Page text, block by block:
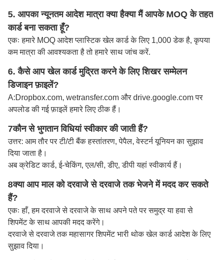
5. आपका न्यूनतम आदेश मात्रा क्या हैक्या मैं आपके MOQ के तहत
कार्ड बना सकता हूँ?
एकः हमारे MOQ आदेश प्लास्टिक खेल कार्ड के लिए 1,000 डेक है, कृपया
कम मात्रा की आवश्यकता है तो हमारे साथ जांच करें.
6. कैसे आप खेल कार्ड मुद्रित करने के लिए शिखर सम्मेलन
डिजाइन फ़ाइलें?
A:Dropbox.com, wetransfer.com और drive.google.com पर
अपलोड की गई फ़ाइलें हमारे लिए ठीक हैं।
7कौन से भुगतान विधियां स्वीकार की जाती हैं?
उत्तर: आम तौर पर टी/टी बैंक हस्तांतरण, पेपैल, वेस्टर्न यूनियन का सुझाव
दिया जाता है।
अब क्रेडिट कार्ड, ई-चेकिंग, एल/सी, डीए, डीपी यहां स्वीकार्य हैं।
8क्या आप माल को दरवाजे से दरवाजे तक भेजने में मदद कर सकते
हैं?
एकः हाँ, हम दरवाजे से दरवाजे के साथ अपने पते पर समुद्र या हवा से
शिपमेंट के साथ आपकी मदद करेंगे।
दरवाजे से दरवाजे तक महासागर शिपमेंट भारी थोक खेल कार्ड आदेश के लिए
सुझाव दिया।